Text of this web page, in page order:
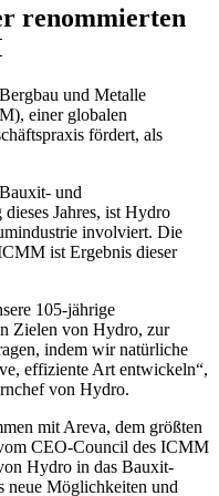
renommierten
und Metalle
einer globalen
fördert, als
und
Jahres, ist Hydro
involviert. Die
ist Ergebnis dieser
105-jährige
Zielen von Hydro, zur
indem wir natürliche
effiziente Art entwickeln“,
von Hydro.
mit Areva, dem größten
CEO-Council des ICMM
Hydro in das Bauxit-
neue Möglichkeiten und